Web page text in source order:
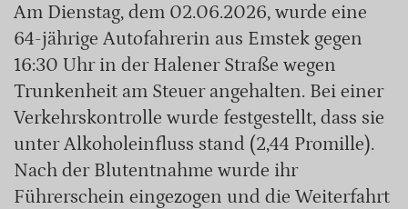
Am Dienstag, dem 02.06.2026, wurde eine
64-jährige Autofahrerin aus Emstek gegen
16:30 Uhr in der Halener Straße wegen
Trunkenheit am Steuer angehalten. Bei einer
Verkehrskontrolle wurde festgestellt, dass sie
unter Alkoholeinfluss stand (2,44 Promille).
Nach der Blutentnahme wurde ihr
Führerschein eingezogen und die Weiterfahrt